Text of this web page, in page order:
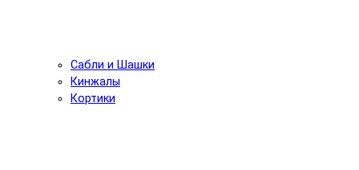
Сабли и Шашки
Кинжалы
Кортики